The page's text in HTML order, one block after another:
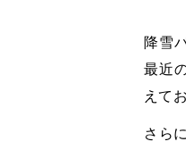
降雪
最近
えて
さら